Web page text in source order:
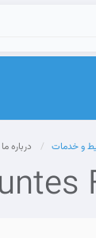
و خدمات درباره ما